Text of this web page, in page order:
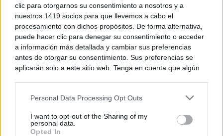
clic para otorgarnos su consentimiento a nosotros y a
nuestros 1419 socios para que llevemos a cabo el
procesamiento con dichos propósitos. De forma alternativa,
puede hacer clic para denegar su consentimiento o acceder
a información más detallada y cambiar sus preferencias
antes de otorgar su consentimiento. Sus preferencias se
aplicarán solo a este sitio web. Tenga en cuenta que algún
rechazar tal procesamiento. Puede cambiar sus preferencias
a este sitio y haciendo clic en el botón "Privacidad" en la
parte inferior de la página web.
Personal Data Processing Opt Outs
I want to opt-out of the Sharing of my
personal data.
Opted In
Un mercado medieval de artesanía pura en
la 30ª edición de...
07/08/2026
celebra este sábado la...
07/08/2026
Programación de la Feria y Fiestas de